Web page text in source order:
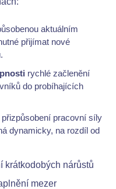
aktuálním
přijímat nové
rychlé začlenění
do probíhajících
pracovní síly
dynamicky, na rozdíl od
krátkodobých nárůstů
mezer